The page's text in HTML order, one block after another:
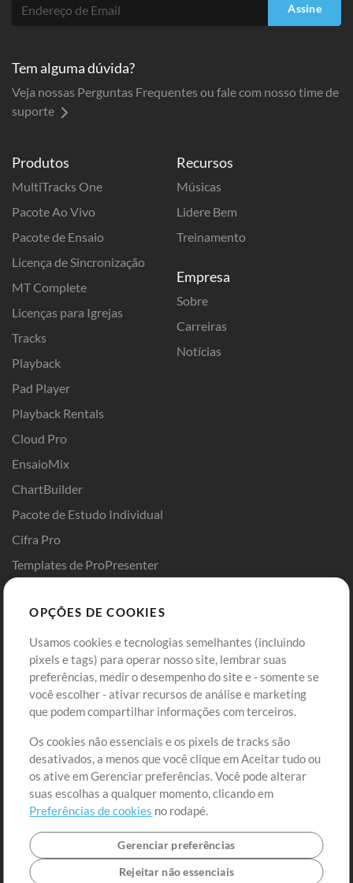
Produtos
MultiTracks One
Pacote Ao Vivo
Pacote de Ensaio
Licença de Sincronização
MT Complete
Licenças para Igrejas
Tracks
Playback
Pad Player
Playback Rentals
Cloud Pro
EnsaioMix
ChartBuilder
Pacote de Estudo Individual
Cifra Pro
Templates de ProPresenter
Recursos
Músicas
Lidere Bem
Treinamento
Empresa
Sobre
Carreiras
Notícias
Comprar Créditos
Conteúdo Grátis
Solicite uma Música
Extras
Sessões
Envie seu conteúdo
Playlist
MT Conference
Entre
Cadastre-se
Ir ao carrinho
Assine
Tem alguma dúvida?
Veja nossas Perguntas Frequentes ou fale com nosso time de
suporte
OPÇÕES DE COOKIES
Usamos cookies e tecnologias semelhantes (incluindo
pixels e tags) para operar nosso site, lembrar suas
preferências, medir o desempenho do site e - somente se
você escolher - ativar recursos de análise e marketing
que podem compartilhar informações com terceiros.
Os cookies não essenciais e os pixels de tracks são
desativados, a menos que você clique em Aceitar tudo ou
os ative em Gerenciar preferências. Você pode alterar
suas escolhas a qualquer momento, clicando em
Preferências de cookies no rodapé.
Gerenciar preferências
Rejeitar não essenciais